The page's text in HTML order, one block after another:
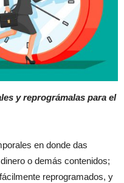
y reprográmalas para el
en donde das
o demás contenidos;
reprogramados, y